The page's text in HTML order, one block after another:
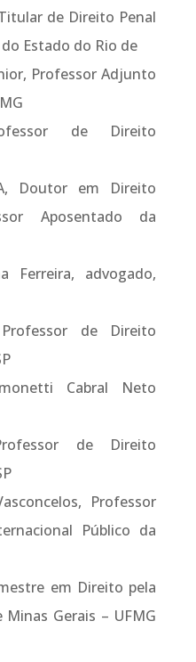
de Direito Penal
do Estado do Rio de
Professor Adjunto
de Direito
Doutor em Direito
Aposentado da
Ferreira, advogado,
de Direito
Cabral Neto
de Direito
Professor
Público da
em Direito pela
Gerais – UFMG